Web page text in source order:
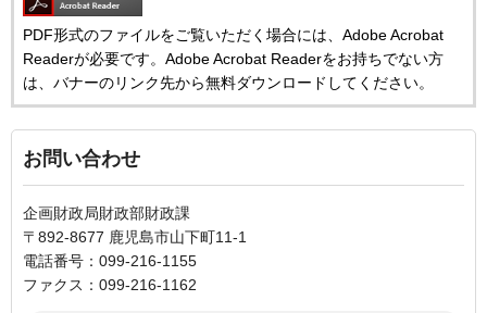
PDF形式のファイルをご覧いただく場合には、Adobe Acrobat
Readerが必要です。Adobe Acrobat Readerをお持ちでない方
は、バナーのリンク先から無料ダウンロードしてください。
お問い合わせ
企画財政局財政部財政課
〒892-8677 鹿児島市山下町11-1
電話番号：099-216-1155
ファクス：099-216-1162